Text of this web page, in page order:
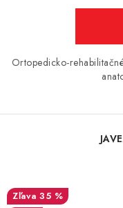
Ortopedicko-
35 %